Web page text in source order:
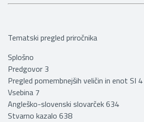
Tematski pregled priročnika
Splošno
Predgovor 3
Pregled pomembnejših veličin in enot SI 4
Vsebina 7
Angleško-slovenski slovarček 634
Stvarno kazalo 638